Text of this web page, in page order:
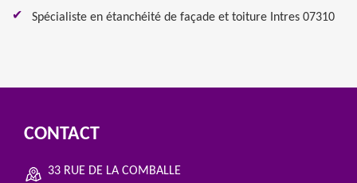
Spécialiste en étanchéité de façade et toiture Intres 07310
CONTACT
33 RUE DE LA COMBALLE